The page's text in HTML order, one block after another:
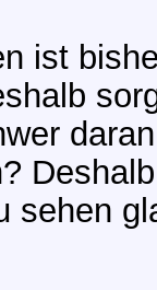
ist
sehen